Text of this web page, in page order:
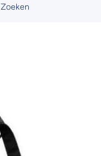
Zoeken